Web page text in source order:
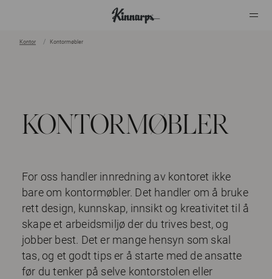
Kontor Kontormøbler
KONTORMØBLER
For oss handler innredning av kontoret ikke
bare om kontormøbler. Det handler om å bruke
rett design, kunnskap, innsikt og kreativitet til å
skape et arbeidsmiljø der du trives best, og
jobber best. Det er mange hensyn som skal
tas, og et godt tips er å starte med de ansatte
før du tenker på selve kontorstolen eller